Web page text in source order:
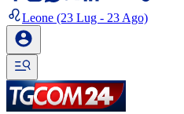
Leone (23 Lug - 23 Ago)